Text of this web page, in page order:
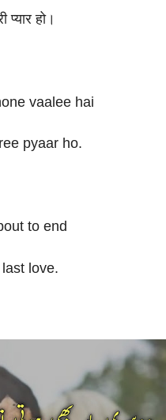
प्यार हो।
vaalee hai
pyaar ho.
to end
love.